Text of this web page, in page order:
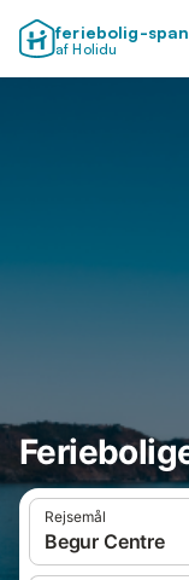
feriebolig-
af Holidu
Rejsemål
Begur Centre